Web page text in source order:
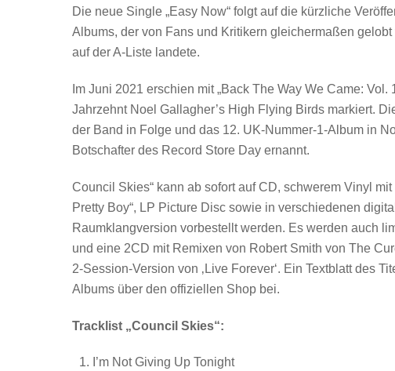
Die neue Single „Easy Now“ folgt auf die kürzliche
Albums, der von Fans und Kritikern gleichermaßen
auf der A-Liste landete.
Im Juni 2021 erschien mit „Back The Way We Came:
Jahrzehnt Noel Gallagher’s High Flying Birds markiert.
der Band in Folge und das 12. UK-Nummer-1-Album in
Botschafter des Record Store Day ernannt.
Council Skies“ kann ab sofort auf CD, schwerem Vinyl
Pretty Boy“, LP Picture Disc sowie in verschiedenen
Raumklangversion vorbestellt werden. Es werden auch
und eine 2CD mit Remixen von Robert Smith von The
2-Session-Version von ‚Live Forever‘. Ein Textblatt des
Albums über den offiziellen Shop bei.
Tracklist „Council Skies“:
I’m Not Giving Up Tonight